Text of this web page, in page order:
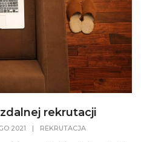
rekrutacji
2021 | REKRUTACJA